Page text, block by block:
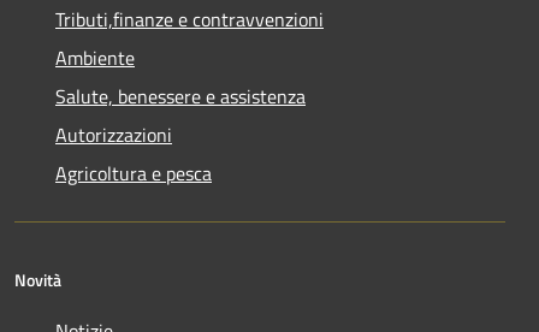
Tributi,finanze e contravvenzioni
Ambiente
Salute, benessere e assistenza
Autorizzazioni
Agricoltura e pesca
Novità